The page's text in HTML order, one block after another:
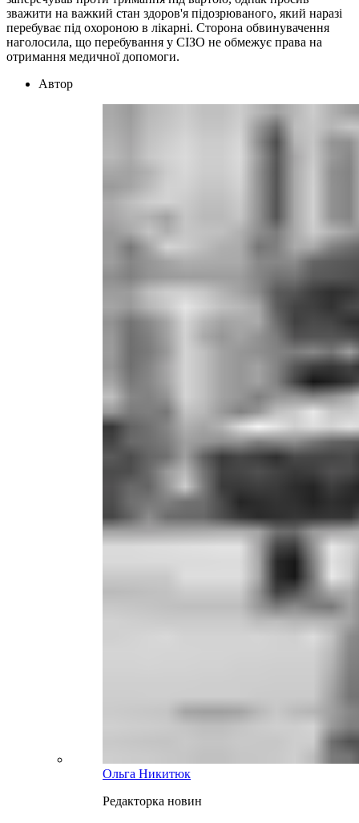
зважити на важкий стан здоров'я підозрюваного, який наразі
перебуває під охороною в лікарні. Сторона обвинувачення
наголосила, що перебування у СІЗО не обмежує права на
отримання медичної допомоги.
Автор
Ольга Никитюк
Редакторка новин